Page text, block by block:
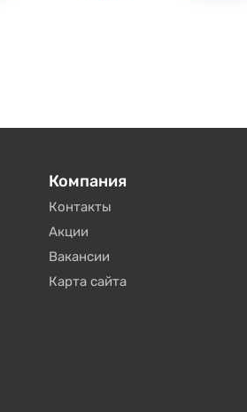
Компания
Контакты
Акции
Вакансии
Карта сайта